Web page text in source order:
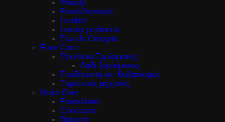
Woody
Fresh/Aromatic
Leather
Luxury perfumes
Eau de Cologne
Face Care
Προϊόντα Ξυρίσματος
Λάδι ξυρίσματος
Ενυδάτωση και Καθαρισμός
Ξυριστικές μηχανές
Make Over
Foundation
Concealer
Bronzer